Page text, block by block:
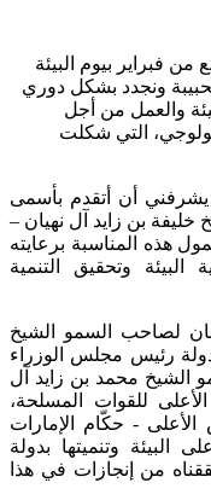
في الرابع من فبراير بيوم البيئة
ونجدد بشكل دوري
والعمل من أجل
التي شكلت
الوطني يشرفني أن أتقدم بأسمى
خليفة بن زايد آل نهيان –
هذه المناسبة برعايته
البيئة وتحقيق التنمية
لصاحب السمو الشيخ
رئيس مجلس الوزراء
الشيخ محمد بن زايد آل
للقوات المسلحة،
- حكّام الإمارات
البيئة وتنميتها بدولة
من إنجازات في هذا